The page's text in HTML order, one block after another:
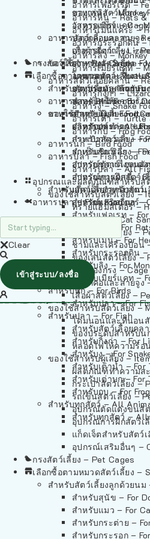
อาหารเฟอร์เร็ต –
อาหารหนู – Rats &
อาหารเม่นแคระ –
อาหารกระรอกดิน –
อาหารลิง – Monkey
อาหารเมียร์แคท –
อาหารสัตว์เลี้อยคลาน –
อาหารกิ้งก่า –
อาหารงู – Snake
อาหารเต่า – Turtle
อาหารกบ – Frog
อาหารนก – Bird Food
อาหารปลา – Fish Food
อาหารปลา – All
อุปกรณและผลิตภัณฑ์สำหรับสั
ของใช้สำหรับสัตว์เลี้ยง –
ทรายแฮมสเตอร์ –
ทรายแมว – Cat
ห้องน้ำสัตว์เลี้ยง –
ชามและเครื่องป้อน
ของเล่นสัตว์เลี้ยง –
วัสดุรองกรง –
ปลอกคอและสายจู
เสื้อผ้าสัตว์เลี้ยง –
ของใช้สำหรับสัตว์เลี้ยง –
โดมนอนและที่นอนสั
ของประดับสำหรับน
หลอดไฟให้ความร้อ
ของใช้สำหรับผู้เลี้ยง –
ผลิตภัณฑ์ทำความส
กระเป๋าสัตว์เลี้ยง –
รถเข็นสัตว์เลี้ยง –
อุปกรณ์ตัดแต่งขนสัต
อุปกรณ์การฝึกสัตว์เ
แก็ดเจ็ตสำหรับสัตว์
อุปกรณ์เสริมอื่นๆ –
กรงสัตว์เลี้ยง – Pet Cages
เลือกซื้อตามหมวดสัตว์เลี้ยง –
สำหรับสัตว์เลี้ยงลูกด้วยนม
สำหรับสุนัข – For
สำหรับแมว – For
สำหรับกระต่าย –
สำหรับกระรอก –
อาหารลิง – Monkey
อาหารเมียร์แคท –
อาหารสัตว์เลี้อยคลาน –
อาหารกิ้งก่า –
อาหารงู – Snake
อาหารเต่า – Turtle
อาหารกบ – Frog
อาหารนก – Bird Food
อาหารปลา – Fish Food
อาหารปลา – All
ของเล่นสัตว์เลี้ยง –
วัสดุรองกรง –
ปลอกคอและสายจูง
เสื้อผ้าสัตว์เลี้ยง –
ของใช้สำหรับสัตว์เลี้ยง –
โดมนอนและที่นอนสั
ของประดับสำหรับน
หลอดไฟให้ความร้อ
ของใช้สำหรับผู้เลี้ยง –
ผลิตภัณฑ์ทำความส
กระเป๋าสัตว์เลี้ยง –
รถเข็นสัตว์เลี้ยง –
อุปกรณ์ตัดแต่งขนสัต
อุปกรณ์การฝึกสัตว์เ
แก็ดเจ็ตสำหรับสัตว์
อุปกรณ์เสริมอื่นๆ –
กรงสัตว์เลี้ยง – Pet Cages
เลือกซื้อตามหมวดสัตว์เลี้ยง –
สำหรับสัตว์เลี้ยงลูกด้วยนม
สำหรับสุนัข – For
สำหรับแมว – For
สำหรับกระต่าย –
สำหรับกระรอก –
สำหรับชินชิล่า –
สำหรับชูการ์ไกลเด
สำหรับหนูแกสบี้ –
สำหรับสัตว์เลี้ยงลูกด้วยนม
สำหรับแฮมสเตอร์ –
สำหรับเฟอเรท –
สำหรับหนู – For
สำหรับเม่น – For
สำหรับกระรอกดิน –
สำหรับลิง – For
สำหรับเมียร์แคท –
สำหรับนก – For Birds
สำหรับปลา – For
สำหรับปลา – For Fish
สำหรับสัตว์เลื้อยคล
สำหรับกิ้งก่า – For
สำหรับงู – For
สำหรับเต่าน้ำ –
สำหรับเต่าบก – For
สำหรับกบ – For
สำหรับทุกสัตว์ – All
สำหรับทุกสัตว์ – All
อาหารปลา – Fish Food
Clear
เข้าสู่ระบบ/ลงชื่อ